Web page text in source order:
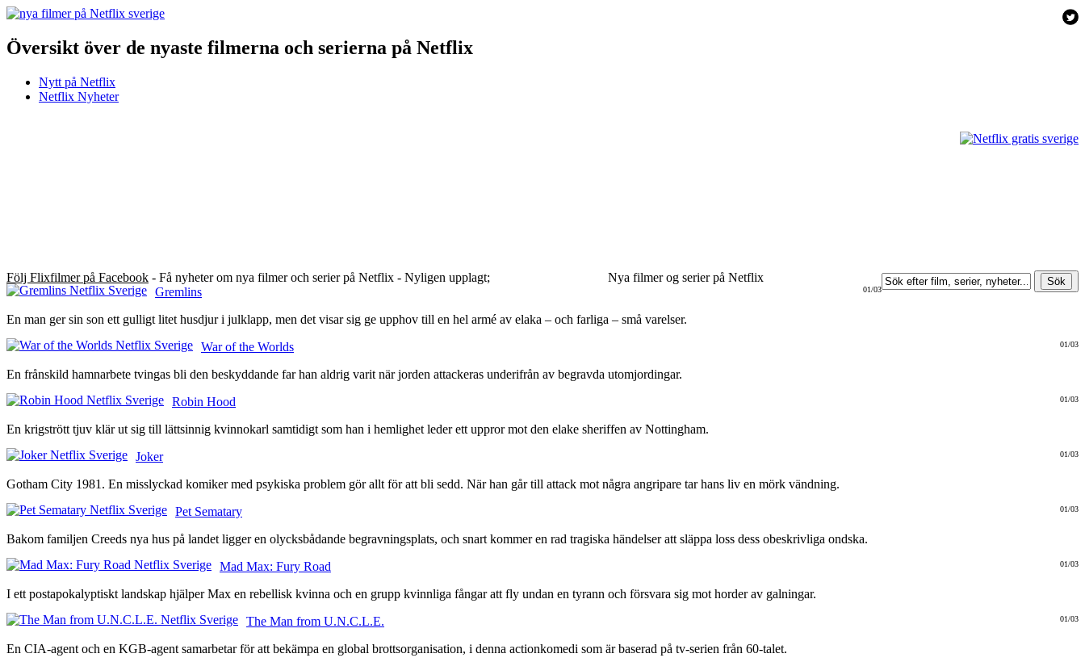
Översikt över de nyaste filmerna och serierna på Netflix
Nytt på Netflix
Netflix Nyheter
Följ Flixfilmer på Facebook - Få nyheter om nya filmer och serier på Netflix - Nyligen upplagt; Nya filmer og serier på Netflix
01/03
Gremlins
En man ger sin son ett gulligt litet husdjur i julklapp, men det visar sig ge upphov till en hel armé av elaka – och farliga – små varelser.
01/03
War of the Worlds
En frånskild hamnarbete tvingas bli den beskyddande far han aldrig varit när jorden attackeras underifrån av begravda utomjordingar.
01/03
Robin Hood
En krigstrött tjuv klär ut sig till lättsinnig kvinnokarl samtidigt som han i hemlighet leder ett uppror mot den elake sheriffen av Nottingham.
01/03
Joker
Gotham City 1981. En misslyckad komiker med psykiska problem gör allt för att bli sedd. När han går till attack mot några angripare tar hans liv en mörk vändning.
01/03
Pet Sematary
Bakom familjen Creeds nya hus på landet ligger en olycksbådande begravningsplats, och snart kommer en rad tragiska händelser att släppa loss dess obeskrivliga ondska.
01/03
Mad Max: Fury Road
I ett postapokalyptiskt landskap hjälper Max en rebellisk kvinna och en grupp kvinnliga fångar att fly undan en tyrann och försvara sig mot horder av galningar.
01/03
The Man from U.N.C.L.E.
En CIA-agent och en KGB-agent samarbetar för att bekämpa en global brottsorganisation, i denna actionkomedi som är baserad på tv-serien från 60-talet.